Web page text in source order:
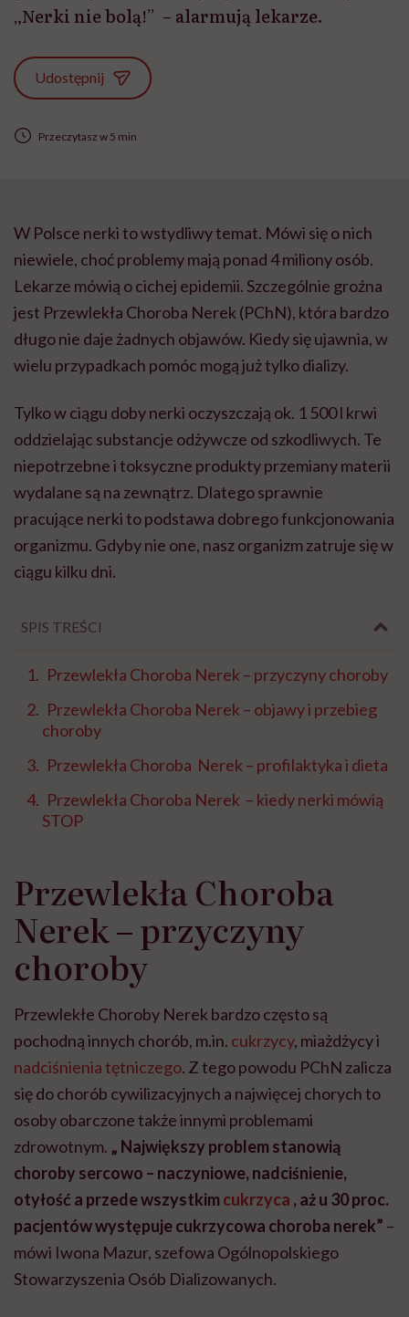
„Nerki nie bolą!” – alarmują lekarze.
Udostępnij
Przeczytasz w 5 min
W Polsce nerki to wstydliwy temat. Mówi się o nich
niewiele, choć problemy mają ponad 4 miliony osób.
Lekarze mówią o cichej epidemii. Szczególnie groźna
jest Przewlekła Choroba Nerek (PChN), która bardzo
długo nie daje żadnych objawów. Kiedy się ujawnia, w
wielu przypadkach pomóc mogą już tylko dializy.
Tylko w ciągu doby nerki oczyszczają ok. 1 500 l krwi
oddzielając substancje odżywcze od szkodliwych. Te
niepotrzebne i toksyczne produkty przemiany materii
wydalane są na zewnątrz. Dlatego sprawnie
pracujące nerki to podstawa dobrego funkcjonowania
organizmu. Gdyby nie one, nasz organizm zatruje się w
ciągu kilku dni.
SPIS TREŚCI
Przewlekła Choroba Nerek – przyczyny choroby
Przewlekła Choroba Nerek – objawy i przebieg
choroby
Przewlekła Choroba Nerek – profilaktyka i dieta
Przewlekła Choroba Nerek – kiedy nerki mówią
STOP
Przewlekła Choroba
Nerek – przyczyny
choroby
Przewlekłe Choroby Nerek bardzo często są
pochodną innych chorób, m.in. cukrzycy, miażdżycy i
nadciśnienia tętniczego. Z tego powodu PChN zalicza
się do chorób cywilizacyjnych a najwięcej chorych to
osoby obarczone także innymi problemami
zdrowotnym. „ Największy problem stanowią
choroby sercowo – naczyniowe, nadciśnienie,
otyłość a przede wszystkim cukrzyca , aż u 30 proc.
pacjentów występuje cukrzycowa choroba nerek” –
mówi Iwona Mazur, szefowa Ogólnopolskiego
Stowarzyszenia Osób Dializowanych.